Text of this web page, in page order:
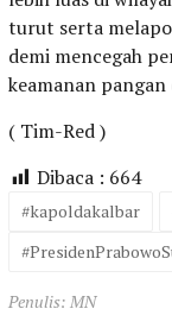
turut serta
demi mencegah
keamanan pangan
( Tim-Red )
Dibaca : 664
#kapoldakalbar
Penulis: MN